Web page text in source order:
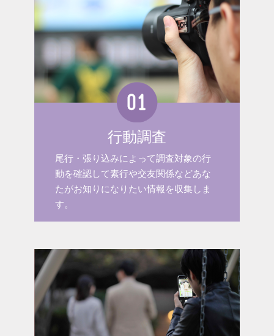
行動調査
尾行・張り込みによって調査対象の行
動を確認して素行や交友関係などあな
たがお知りになりたい情報を収集しま
す。